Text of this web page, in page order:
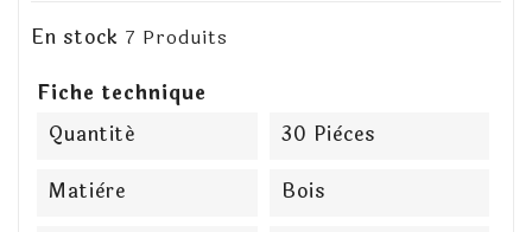
En stock 7 Produits
Fiche technique
Quantité
30 Pièces
Matière
Bois